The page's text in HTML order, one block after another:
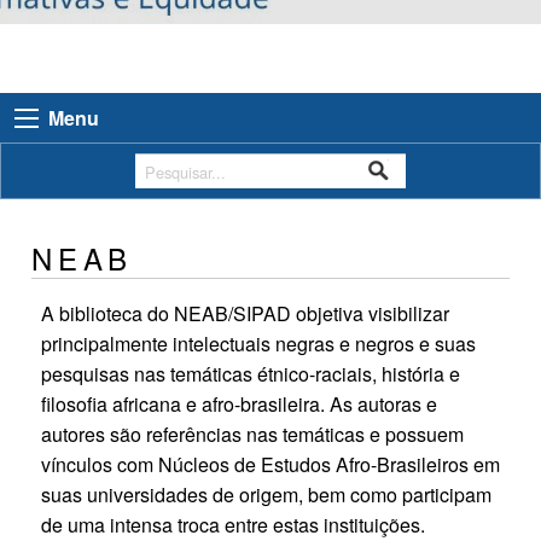
Menu
NEAB
A biblioteca do NEAB/SIPAD objetiva visibilizar
principalmente intelectuais negras e negros e suas
pesquisas nas temáticas étnico-raciais, história e
filosofia africana e afro-brasileira. As autoras e
autores são referências nas temáticas e possuem
vínculos com Núcleos de Estudos Afro-Brasileiros em
suas universidades de origem, bem como participam
de uma intensa troca entre estas instituições.